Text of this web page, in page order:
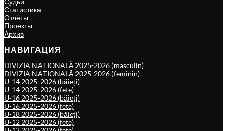
Статистика
Отчёты
Проекты
Архив
НАВИГАЦИЯ
DIVIZIA NAȚIONALĂ 2025-2026 (masculin)
DIVIZIA NAȚIONALĂ 2025-2026 (feminin)
U-14 2025-2026 (băieți)
U-14 2025-2026 (fete)
U-16 2025-2026 (băieți)
U-16 2025-2026 (fete)
U-18 2025-2026 (băieți)
U-12 2025-2026 (fete)